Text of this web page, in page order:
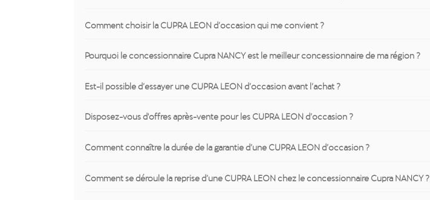
Comment choisir la CUPRA LEON d’occasion qui me convient ?
Pourquoi le concessionnaire Cupra NANCY est le meilleur concessionnaire de ma région ?
Est-il possible d’essayer une CUPRA LEON d’occasion avant l’achat ?
Disposez-vous d'offres après-vente pour les CUPRA LEON d’occasion ?
Comment connaître la durée de la garantie d’une CUPRA LEON d’occasion ?
Comment se déroule la reprise d’une CUPRA LEON chez le concessionnaire Cupra NANCY ?